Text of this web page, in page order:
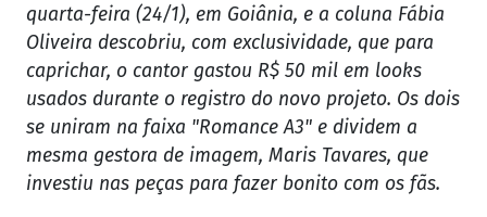
quarta-feira (24/1), em Goiânia, e a coluna Fábia
Oliveira descobriu, com exclusividade, que para
caprichar, o cantor gastou R$ 50 mil em looks
usados durante o registro do novo projeto. Os dois
se uniram na faixa "Romance A3" e dividem a
mesma gestora de imagem, Maris Tavares, que
investiu nas peças para fazer bonito com os fãs.